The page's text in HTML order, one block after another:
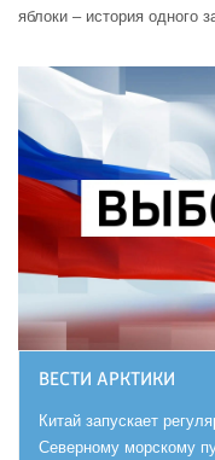
яблоки – история одного
ВЕСТИ АРКТИКИ
Китай запускает
Северному морскому